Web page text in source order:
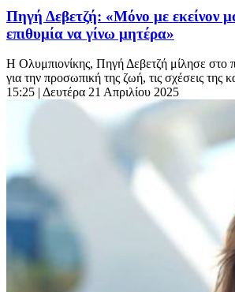
Πηγή Δεβετζή: «Μόνο με εκείνον
επιθυμία να γίνω μητέρα»
Η Ολυμπιονίκης, Πηγή Δεβετζή μίλησε στο
για την προσωπική της ζωή, τις σχέσεις της
15:25 | Δευτέρα 21 Απριλίου 2025